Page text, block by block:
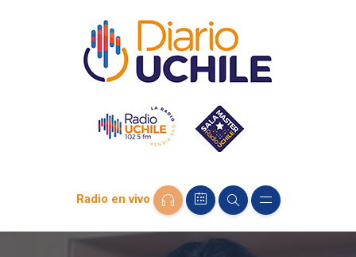
Radio en vivo